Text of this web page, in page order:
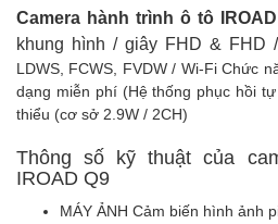
Camera hành trình ô tô
khung hình / giây FHD & FHD
LDWS, FCWS, FVDW / Wi-Fi Chức
dạng miễn phí (Hệ thống phục hồi
thiểu (cơ sở 2.9W / 2CH)
Thông số kỹ thuật của
IROAD Q9
MÁY ẢNH Cảm biến hình ảnh